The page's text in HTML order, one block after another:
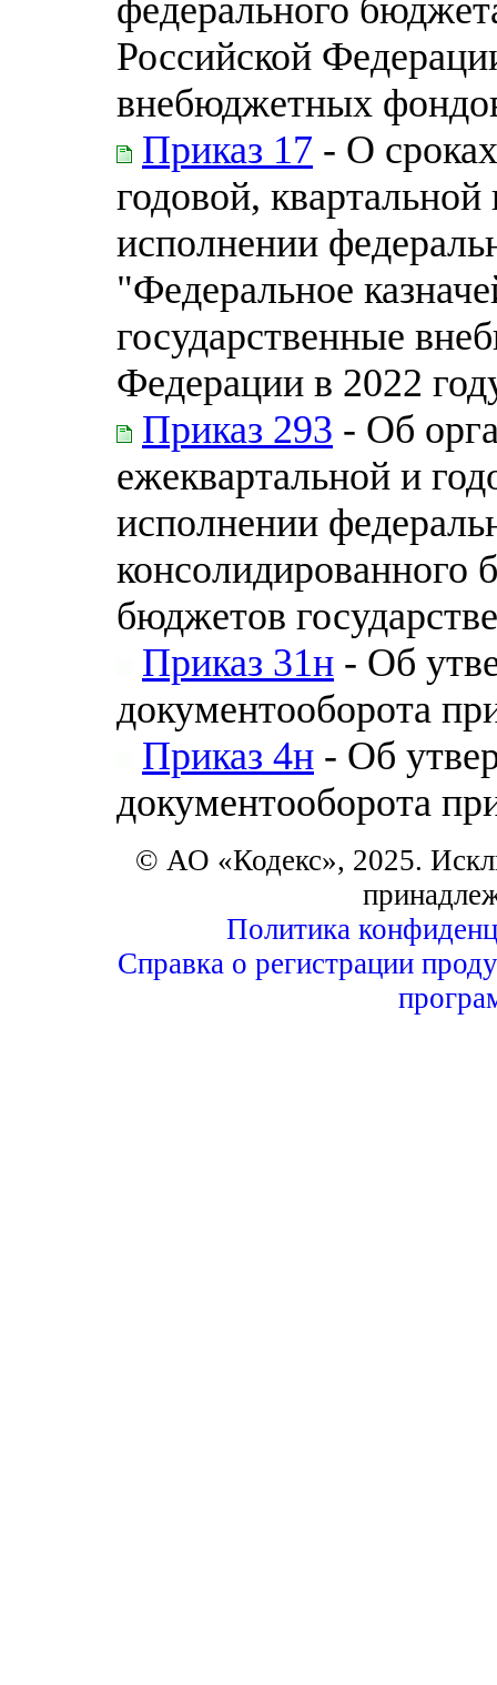
федерального
Российской
внебюджетных
Приказ 17 - О
годовой,
исполнении
"Федеральное
государственные
Федерации в 2022
Приказ 293 - Об
ежеквартальной и
исполнении
консолидированного
бюджетов
Приказ 31н - Об
документооборота
Приказ 4н - Об
документооборота
© АО «Кодекс», 2025.
Политика
Справка о регистрации